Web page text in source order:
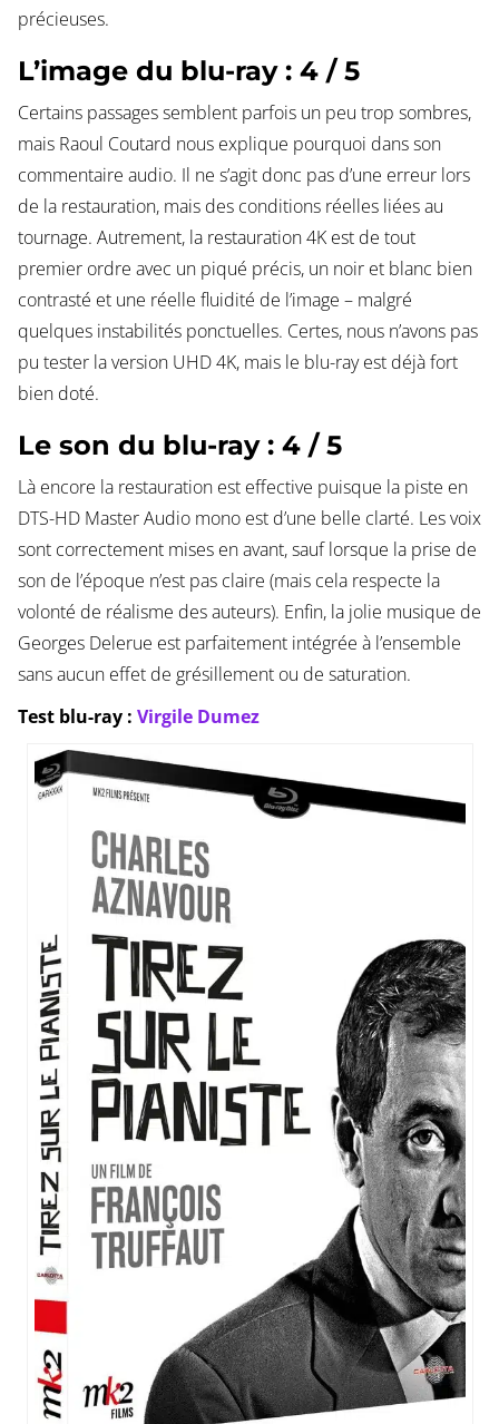
précieuses.
L’image du blu-ray : 4 / 5
Certains passages semblent parfois un peu trop sombres,
mais Raoul Coutard nous explique pourquoi dans son
commentaire audio. Il ne s’agit donc pas d’une erreur lors
de la restauration, mais des conditions réelles liées au
tournage. Autrement, la restauration 4K est de tout
premier ordre avec un piqué précis, un noir et blanc bien
contrasté et une réelle fluidité de l’image – malgré
quelques instabilités ponctuelles. Certes, nous n’avons pas
pu tester la version UHD 4K, mais le blu-ray est déjà fort
bien doté.
Le son du blu-ray : 4 / 5
Là encore la restauration est effective puisque la piste en
DTS-HD Master Audio mono est d’une belle clarté. Les voix
sont correctement mises en avant, sauf lorsque la prise de
son de l’époque n’est pas claire (mais cela respecte la
volonté de réalisme des auteurs). Enfin, la jolie musique de
Georges Delerue est parfaitement intégrée à l’ensemble
sans aucun effet de grésillement ou de saturation.
Test blu-ray : Virgile Dumez